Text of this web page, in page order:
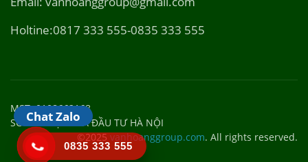
Holtine:0817 333 555-0835 333 555
MST: 0108662168
SỞ KẾ HOẠCH VÀ ĐẦU TƯ HÀ NỘI
©2025 vanhoanggroup.com. All rights reserved.
Chat Zalo
0835 333 555